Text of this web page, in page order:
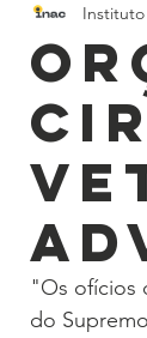
PÚBLICA
"Os ofícios
do